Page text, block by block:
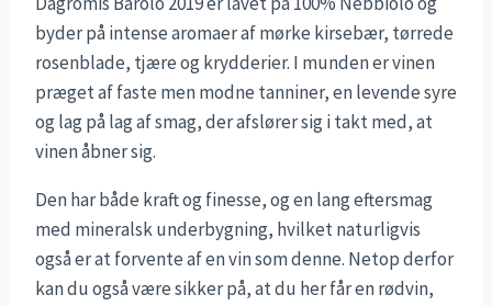
byder på intense aromaer af mørke kirsebær, tørrede
rosenblade, tjære og krydderier. I munden er vinen
præget af faste men modne tanniner, en levende syre
og lag på lag af smag, der afslører sig i takt med, at
vinen åbner sig.
Den har både kraft og finesse, og en lang eftersmag
med mineralsk underbygning, hvilket naturligvis
også er at forvente af en vin som denne. Netop derfor
kan du også være sikker på, at du her får en rødvin,